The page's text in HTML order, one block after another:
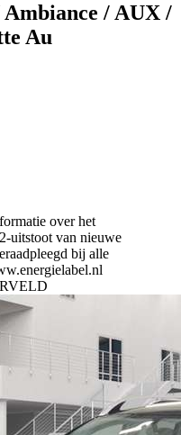
Ambiance / AUX /
Au
over het
uitstoot van nieuwe
bij alle